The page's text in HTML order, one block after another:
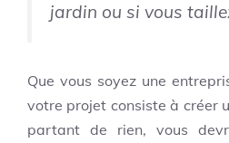
jardin ou si vous
Que vous soyez une
votre projet consiste à créer
partant de rien, vous